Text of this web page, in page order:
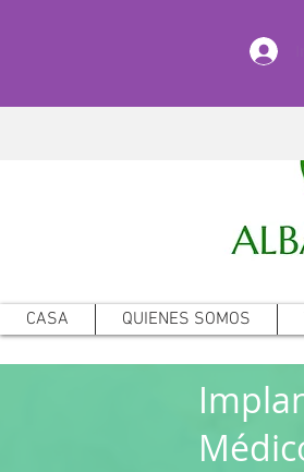
CASA QUIENES SOMOS